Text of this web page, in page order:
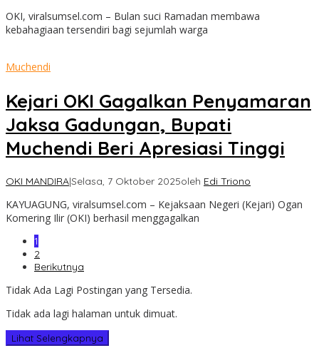
OKI, viralsumsel.com – Bulan suci Ramadan membawa
kebahagiaan tersendiri bagi sejumlah warga
Muchendi
Kejari OKI Gagalkan Penyamaran
Jaksa Gadungan, Bupati
Muchendi Beri Apresiasi Tinggi
OKI MANDIRA|Selasa, 7 Oktober 2025oleh Edi Triono
KAYUAGUNG, viralsumsel.com – Kejaksaan Negeri (Kejari) Ogan
Komering Ilir (OKI) berhasil menggagalkan
1
2
Berikutnya
Tidak Ada Lagi Postingan yang Tersedia.
Tidak ada lagi halaman untuk dimuat.
Lihat Selengkapnya